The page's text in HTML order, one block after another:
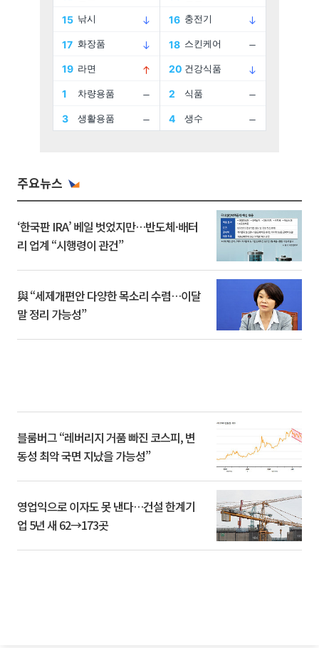
주요뉴스
‘한국판 IRA’ 베일 벗었지만…반도체·배터
리 업계 “시행령이 관건”
與 “세제개편안 다양한 목소리 수렴…이달
말 정리 가능성”
블룸버그 “레버리지 거품 빠진 코스피, 변
동성 최악 국면 지났을 가능성”
영업익으로 이자도 못 낸다…건설 한계기
업 5년 새 62→173곳